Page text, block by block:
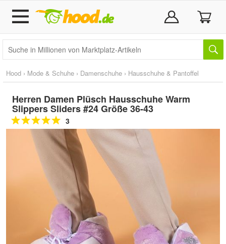
Hood › Mode & Schuhe › Damenschuhe › Hausschuhe & Pantoffel
Herren Damen Plüsch Hausschuhe Warm
Slippers Sliders #24 Größe 36-43
3